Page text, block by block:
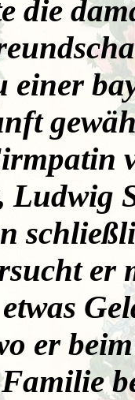
die
einer
Ludwig
er
er